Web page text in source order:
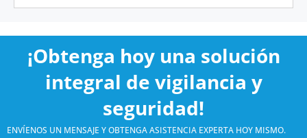
¡Obtenga hoy una solución
integral de vigilancia y
seguridad!
ENVÍENOS UN MENSAJE Y OBTENGA ASISTENCIA EXPERTA HOY MISMO.